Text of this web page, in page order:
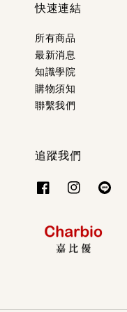
快速連結
所有商品
最新消息
知識學院
購物須知
聯繫我們
追蹤我們